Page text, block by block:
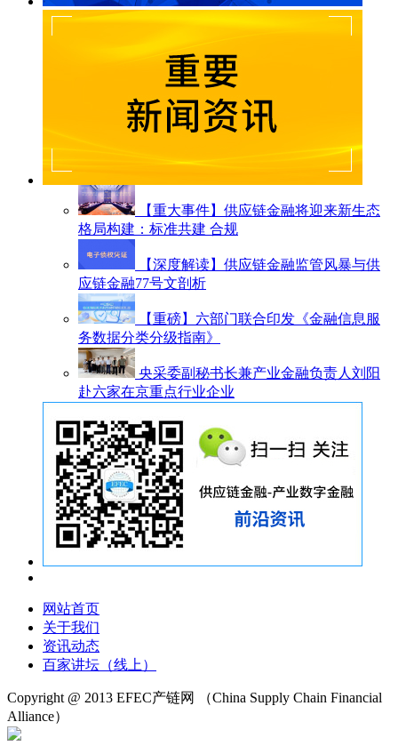
【重大事件】供应链金融将迎来新生态
格局构建：标准共建 合规
【深度解读】供应链金融监管风暴与供
应链金融77号文剖析
【重磅】六部门联合印发《金融信息服
务数据分类分级指南》
央采委副秘书长兼产业金融负责人刘阳
赴六家在京重点行业企业
网站首页
关于我们
资讯动态
百家讲坛（线上）
Copyright @ 2013 EFEC产链网
（China Supply Chain Financial
Alliance）